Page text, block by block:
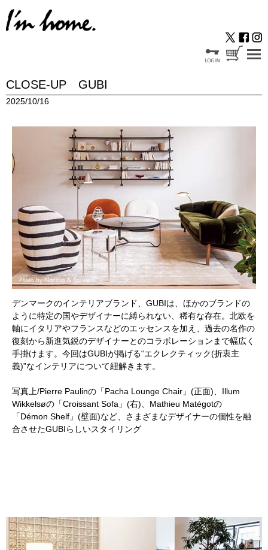
CLOSE-UP GUBI
2025/10/16
デンマークのインテリアブランド、GUBIは、ほかのブランドの
ように特定の国やデザイナーに縛られない、稀有な存在。北欧を
軸にイタリアやフランスなどのエッセンスを加え、過去の名作の
復刻から新進気鋭のデザイナーとのコラボレーションまで幅広く
手掛けます。今回はGUBIが掲げる“エクレクティック(折衷主
義)”なインテリアについて紐解きます。
写真上/Pierre Paulinの「Pacha Lounge Chair」(正面)、Illum
Wikkelsøの「Croissant Sofa」(右)、Mathieu Matégotの
「Démon Shelf」(壁面)など、さまざまなデザイナーの個性を融
合させたGUBIらしいスタイリング